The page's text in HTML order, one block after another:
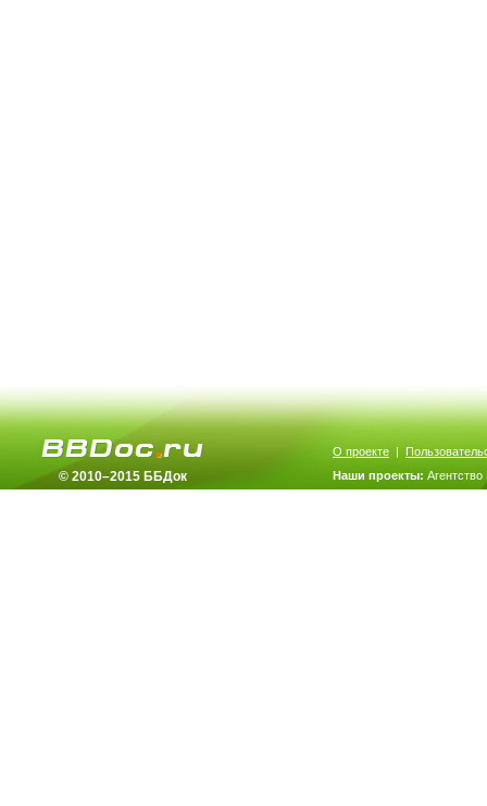
© 2010–2015 ББДок
О проекте |
Наши проекты: